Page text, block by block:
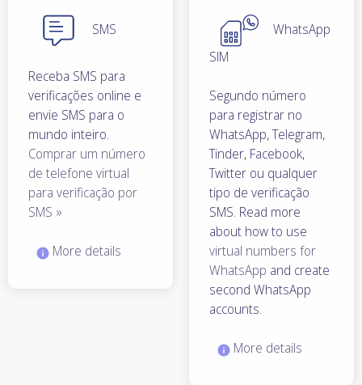
SMS
Receba SMS para
verificações online e
envie SMS para o
mundo inteiro.
Comprar um número
de telefone virtual
para verificação por
SMS »
More details
WhatsApp
SIM
Segundo número
para registrar no
WhatsApp, Telegram,
Tinder, Facebook,
Twitter ou qualquer
tipo de verificação
SMS. Read more
about how to use
virtual numbers for
WhatsApp and create
second WhatsApp
accounts.
More details